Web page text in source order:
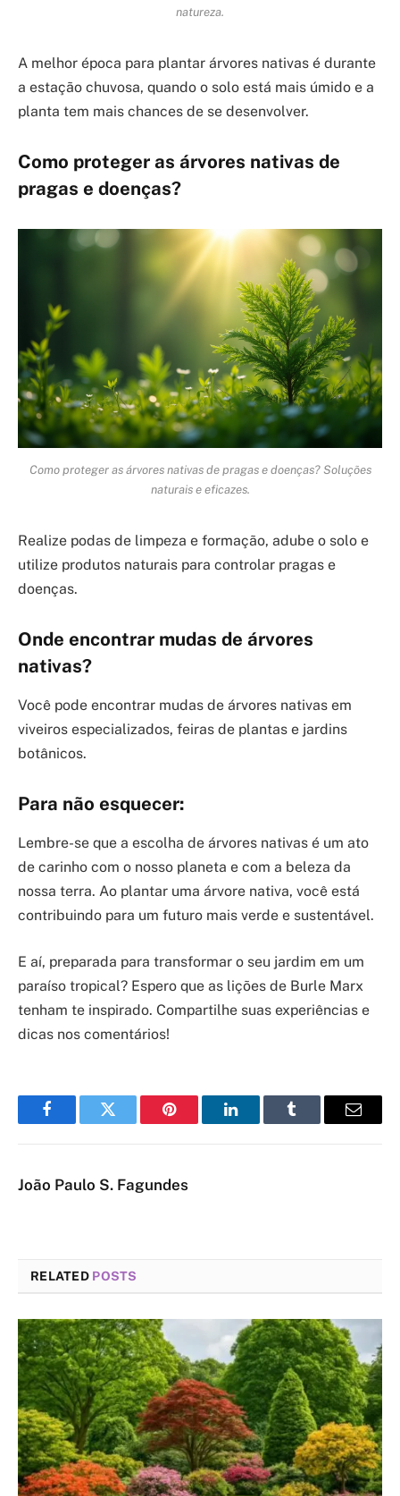
natureza.
A melhor época para plantar árvores nativas é durante
a estação chuvosa, quando o solo está mais úmido e a
planta tem mais chances de se desenvolver.
Como proteger as árvores nativas de
pragas e doenças?
Como proteger as árvores nativas de pragas e doenças? Soluções
naturais e eficazes.
Realize podas de limpeza e formação, adube o solo e
utilize produtos naturais para controlar pragas e
doenças.
Onde encontrar mudas de árvores
nativas?
Você pode encontrar mudas de árvores nativas em
viveiros especializados, feiras de plantas e jardins
botânicos.
Para não esquecer:
Lembre-se que a escolha de árvores nativas é um ato
de carinho com o nosso planeta e com a beleza da
nossa terra. Ao plantar uma árvore nativa, você está
contribuindo para um futuro mais verde e sustentável.
E aí, preparada para transformar o seu jardim em um
paraíso tropical? Espero que as lições de Burle Marx
tenham te inspirado. Compartilhe suas experiências e
dicas nos comentários!
FacebookTwitter Pinterest LinkedInTumblr Email
João Paulo S. Fagundes
RELATED POSTS